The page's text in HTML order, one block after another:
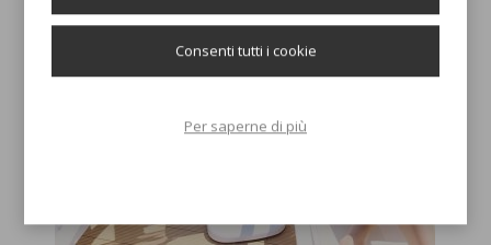
Consenti tutti i cookie
Per saperne di più